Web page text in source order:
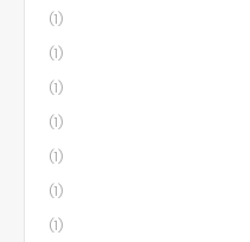
(1)
(1)
(1)
(1)
(1)
(1)
(1)